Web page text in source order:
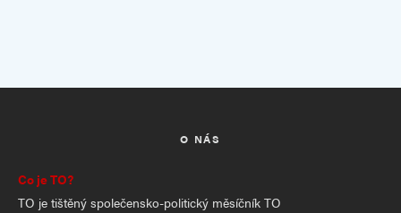
O NÁS
Co je TO?
TO je tištěný společensko-politický měsíčník TO